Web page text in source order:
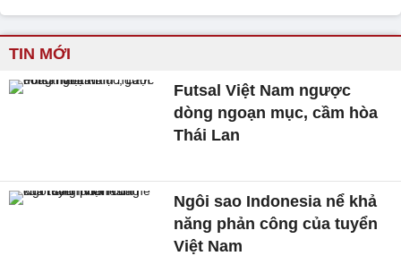
TIN MỚI
Futsal Việt Nam ngược
dòng ngoạn mục, cầm hòa
Thái Lan
Ngôi sao Indonesia nể khả
năng phản công của tuyển
Việt Nam